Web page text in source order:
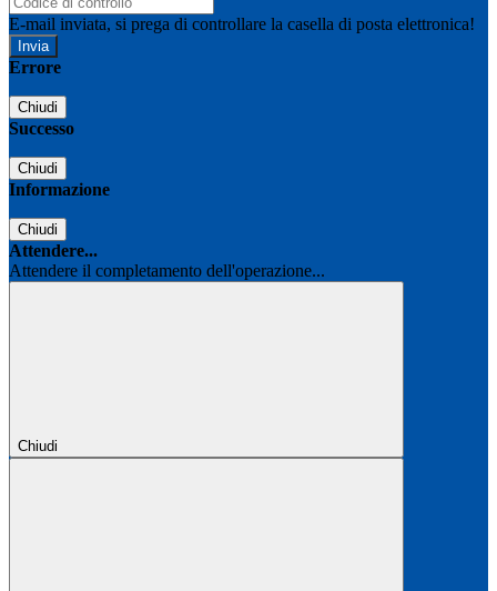
E-mail inviata, si prega di controllare la casella di posta elettronica!
Errore
Chiudi
Successo
Chiudi
Informazione
Chiudi
Attendere...
Attendere il completamento dell'operazione...
Chiudi